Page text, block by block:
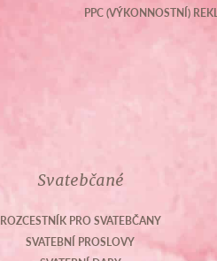
PPC (VÝKONNOSTNÍ)
Svatebčané
ROZCESTNÍK PRO SVATEBČANY
SVATEBNÍ PROSLOVY